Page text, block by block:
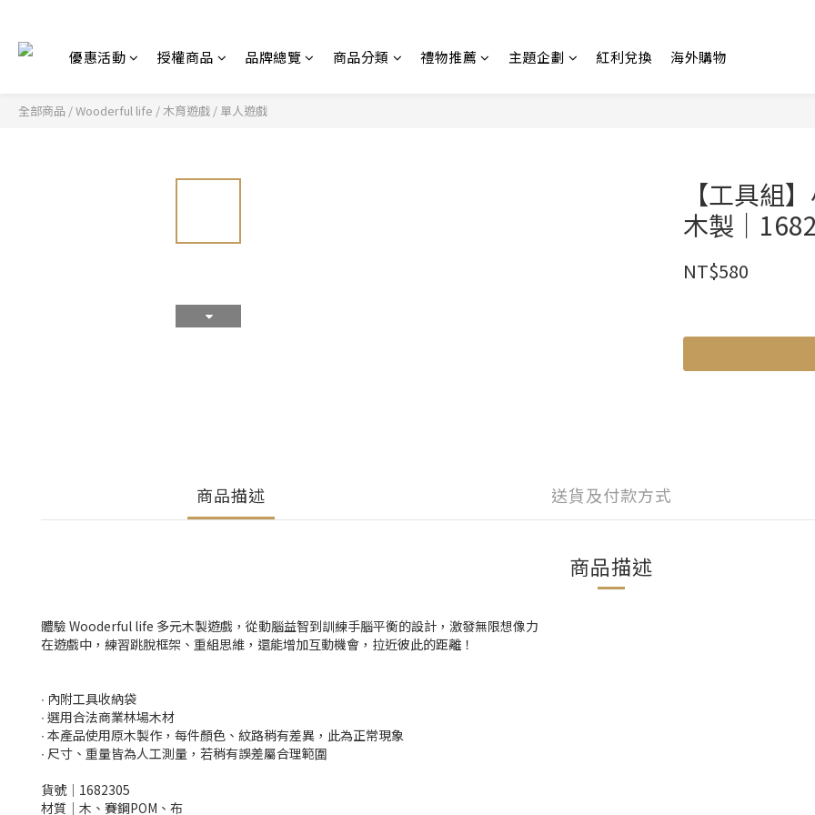
優惠活動 授權商品 品牌總覽 商品分類 禮物推薦 主題企劃 紅利兌換 海外購物
全部商品 /Wooderful life /木育遊戲 / 單人遊戲
【工具組
木製｜
NT$580
商品描述 送貨及付款方式
商品描述
體驗 Wooderful life 多元木製遊戲，從動腦益智到訓練手腦平衡的設計，激發無限想像力
在遊戲中，練習跳脫框架、重組思維，還能增加互動機會，拉近彼此的距離！
∙ 內附工具收納袋
∙ 選用合法商業林場木材
∙ 本產品使用原木製作，每件顏色、紋路稍有差異，此為正常現象
∙ 尺寸、重量皆為人工測量，若稍有誤差屬合理範圍
貨號│1682305
材質│木、賽鋼POM、布